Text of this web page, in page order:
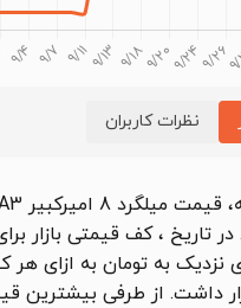
نظرات کاربران
تاریخ ، کف قیمتی بازار
نزدیک به تومان به ازای هر
داشت. از طرفی بیشترین